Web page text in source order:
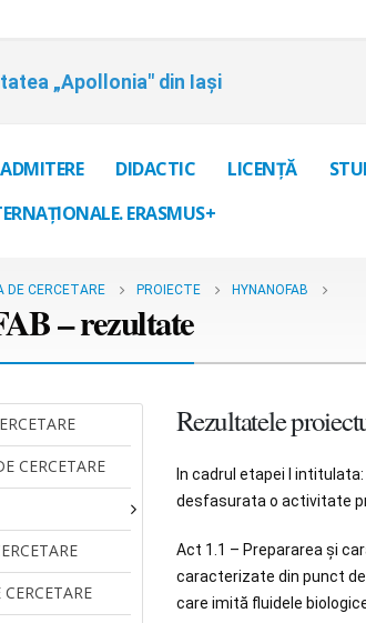
„Apollonia" din Iași
ADMITERE DIDACTIC LICENȚĂ
ERASMUS+
DE CERCETARE PROIECTE HYNANOFAB
– rezultate
CERCETARE
Rezultatele
In cadrul etapei I
desfasurata o activitate
Act 1.1 – Prepararea și
caracterizate din punct
care imită fluidele